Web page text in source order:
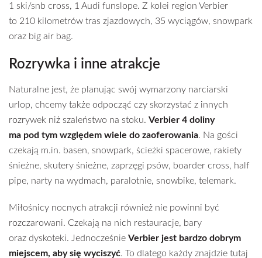
1 ski/snb cross, 1 Audi funslope. Z kolei region Verbier
to 210 kilometrów tras zjazdowych, 35 wyciągów, snowpark
oraz big air bag.
Rozrywka i inne atrakcje
Naturalne jest, że planując swój wymarzony narciarski
urlop, chcemy także odpocząć czy skorzystać z innych
rozrywek niż szaleństwo na stoku. Verbier 4 doliny
ma pod tym względem wiele do zaoferowania. Na gości
czekają m.in. basen, snowpark, ścieżki spacerowe, rakiety
śnieżne, skutery śnieżne, zaprzęgi psów, boarder cross, half
pipe, narty na wydmach, paralotnie, snowbike, telemark.
Miłośnicy nocnych atrakcji również nie powinni być
rozczarowani. Czekają na nich restauracje, bary
oraz dyskoteki. Jednocześnie Verbier jest bardzo dobrym
miejscem, aby się wyciszyć. To dlatego każdy znajdzie tutaj